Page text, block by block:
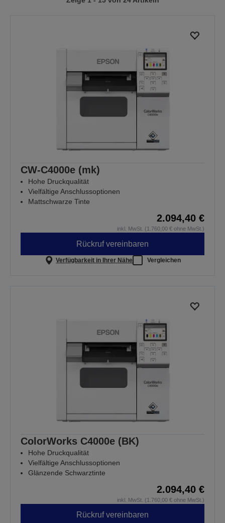
vorherigen
nächsten
CW-C4000e (mk)
Hohe Druckqualität
Vielfältige Anschlussoptionen
Mattschwarze Tinte
2.094,40 €
inkl. MwSt. (1.760,00 € ohne MwSt.)
Rückruf vereinbaren
Verfügbarkeit in Ihrer Nähe Vergleichen
ColorWorks C4000e (BK)
Hohe Druckqualität
Vielfältige Anschlussoptionen
Glänzende Schwarztinte
2.094,40 €
inkl. MwSt. (1.760,00 € ohne MwSt.)
Rückruf vereinbaren